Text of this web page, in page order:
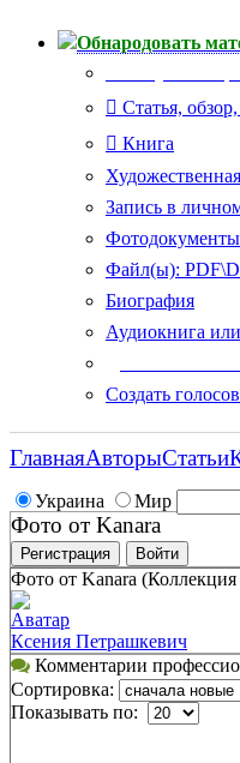
Обнародовать
Статья,
Книга
Запись в
Фотодокументы
Файл(ы):
Биография
Аудиокнига
Создать
Украина Мир
ГлавнаяАвторыСтатьи
Фото от Kanara
Регистрация Войти
Фото от Kanara
Аватар
Ксения Петрашкевич
Комментарии
Сортировка:
Показывать по: